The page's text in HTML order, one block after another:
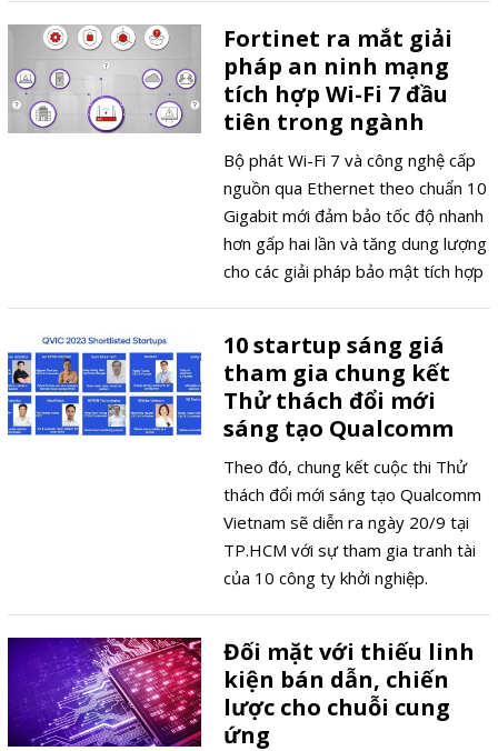
Fortinet ra mắt giải
pháp an ninh mạng
tích hợp Wi-Fi 7 đầu
tiên trong ngành
Bộ phát Wi-Fi 7 và công nghệ cấp
nguồn qua Ethernet theo chuẩn 10
Gigabit mới đảm bảo tốc độ nhanh
hơn gấp hai lần và tăng dung lượng
cho các giải pháp bảo mật tích hợp
10 startup sáng giá
tham gia chung kết
Thử thách đổi mới
sáng tạo Qualcomm
Theo đó, chung kết cuộc thi Thử
thách đổi mới sáng tạo Qualcomm
Vietnam sẽ diễn ra ngày 20/9 tại
TP.HCM với sự tham gia tranh tài
của 10 công ty khởi nghiệp.
Đối mặt với thiếu linh
kiện bán dẫn, chiến
lược cho chuỗi cung
ứng